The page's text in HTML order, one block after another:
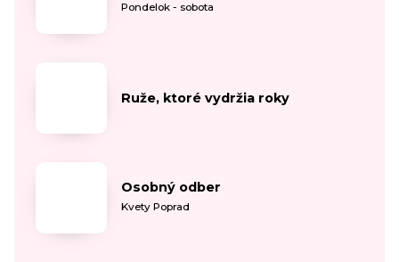
Pondelok - sobota
Ruže, ktoré vydržia roky
Osobný odber
Kvety Poprad